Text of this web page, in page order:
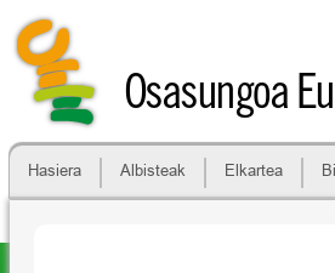
Osasungoa
Hasiera Albisteak Elkartea